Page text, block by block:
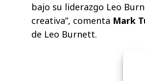
bajo su liderazgo Leo
creativa”, comenta Mark
de Leo Burnett.